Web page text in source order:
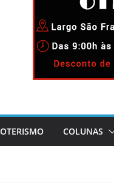
COLUNAS